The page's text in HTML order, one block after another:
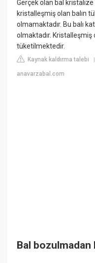
Gerçek olan bal
kristalleşmiş olan balın
olmamaktadır. Bu balı
olmaktadır. Kristalleşmiş
tüketilmektedir.
Kaynak kaldırma talebi
anavarzabal.com
Bal bozulmadan